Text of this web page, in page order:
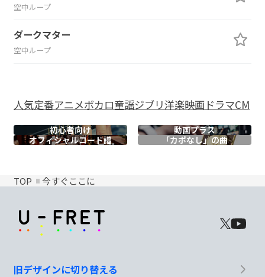
空中ループ
ダークマター
空中ループ
人気定番アニメボカロ童謡ジブリ洋楽映画ドラマCM
初心者向け
動画プラス
オフィシャルコード譜 「カポなし」の曲
TOP 今すぐここに
旧デザインに切り替える